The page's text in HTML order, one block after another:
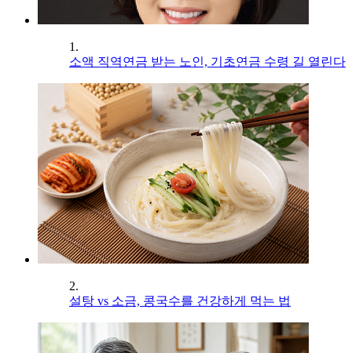
1.
소액 직역연금 받는 노인, 기초연금 수령 길 열린다
2.
설탕 vs 소금, 콩국수를 건강하게 먹는 법